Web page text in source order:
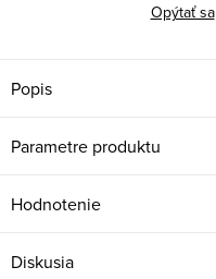
Opýtať sa
Popis
Parametre produktu
Hodnotenie
Diskusia